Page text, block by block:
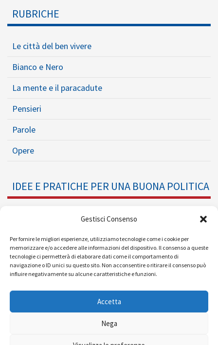
Gestisci Consenso
Per fornire le migliori esperienze, utilizziamo tecnologie come i cookie per
memorizzare e/o accedere alle informazioni del dispositivo. Il consenso a queste
tecnologie ci permetterà di elaborare dati come il comportamento di
navigazione o ID unici su questo sito. Non acconsentire o ritirare il consenso può
influire negativamente su alcune caratteristiche e funzioni.
Accetta
Nega
RUBRICHE
Le città del ben vivere
Bianco e Nero
La mente e il paracadute
Pensieri
Parole
Opere
IDEE E PRATICHE PER UNA BUONA POLITICA
Formazione Politica
Eventi